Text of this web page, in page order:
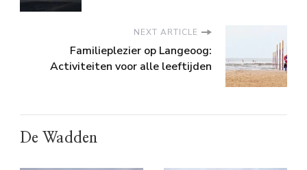
NEXT ARTICLE
Familieplezier op Langeoog:
Activiteiten voor alle leeftijden
De Wadden